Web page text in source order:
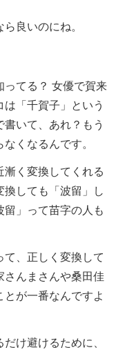
良いのにね。
てる？ 女優で賀来
「千賀子」という
いて、あれ？もう
くなるんです。
く変換してくれる
しても「波留」し
」って苗字の人も
、正しく変換して
さんまさんや桑田佳
が一番なんですよ
け避けるために、